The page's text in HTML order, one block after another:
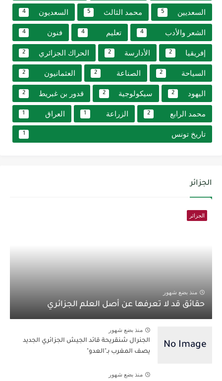
السعديين 5 محمد الثالث 5 السعديون 4
الشعر والأدب 4 تعليم 4 فنون 4
إفريقيا 2 الأدارسة 2 الحراك الجزائري 2
السياحة 2 الصناعة 2 العثمانيون 2
اليهود 2 سيكولوجية 2 قدور بن غبريط 2
محمد الرابع 2 الزراعة 1 العراق 1
تاريخ تونس 1
الجزائر
الجزائر
منذ بضع شهور
حقائق قد لا تعرفها عن أصل العلم الجزائري
منذ بضع شهور
الجنرال شنقريحة قائد الجيش الجزائري الجديد
يصف المغرب بـ"العدو"
منذ بضع شهور